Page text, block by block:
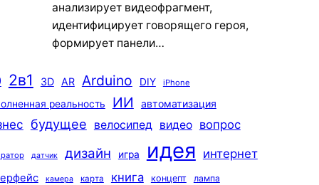
анализирует видеофрагмент,
идентифицирует говорящего героя,
формирует панели…
2в1 3D AR Arduino DIY iPhone
реальность ИИ автоматизация
будущее велосипед видео вопрос
датчик дизайн игра идея интернет
камера карта книга концепт лампа